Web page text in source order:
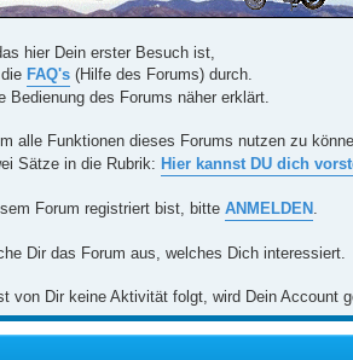
hier Dein erster Besuch ist,
FAQ's(Hilfe des Forums) durch.
Bedienung des Forums näher erklärt.
alle Funktionen dieses Forums nutzen zu
Sätze in die Rubrik: Hier kannst DU dich
Forum registriert bist, bitte ANMELDEN .
Dir das Forum aus, welches Dich interessiert.
von Dir keine Aktivität folgt, wird Dein Account